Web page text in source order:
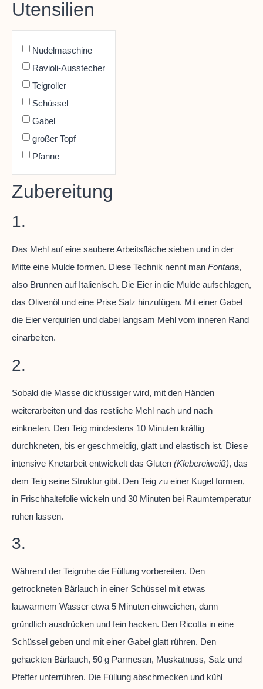
Utensilien
Nudelmaschine
Ravioli-Ausstecher
Teigroller
Schüssel
Gabel
großer Topf
Pfanne
Zubereitung
1.
Das Mehl auf eine saubere Arbeitsfläche sieben und in der
Mitte eine Mulde formen. Diese Technik nennt man Fontana,
also Brunnen auf Italienisch. Die Eier in die Mulde aufschlagen,
das Olivenöl und eine Prise Salz hinzufügen. Mit einer Gabel
die Eier verquirlen und dabei langsam Mehl vom inneren Rand
einarbeiten.
2.
Sobald die Masse dickflüssiger wird, mit den Händen
weiterarbeiten und das restliche Mehl nach und nach
einkneten. Den Teig mindestens 10 Minuten kräftig
durchkneten, bis er geschmeidig, glatt und elastisch ist. Diese
intensive Knetarbeit entwickelt das Gluten (Klebereiweiß), das
dem Teig seine Struktur gibt. Den Teig zu einer Kugel formen,
in Frischhaltefolie wickeln und 30 Minuten bei Raumtemperatur
ruhen lassen.
3.
Während der Teigruhe die Füllung vorbereiten. Den
getrockneten Bärlauch in einer Schüssel mit etwas
lauwarmem Wasser etwa 5 Minuten einweichen, dann
gründlich ausdrücken und fein hacken. Den Ricotta in eine
Schüssel geben und mit einer Gabel glatt rühren. Den
gehackten Bärlauch, 50 g Parmesan, Muskatnuss, Salz und
Pfeffer unterrühren. Die Füllung abschmecken und kühl